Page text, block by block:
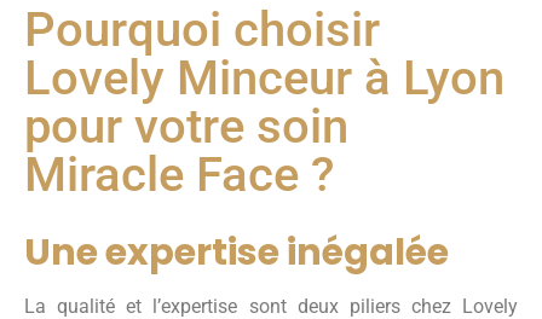
Pourquoi choisir
Lovely Minceur à Lyon
pour votre soin
Miracle Face ?
Une expertise inégalée
La qualité et l’expertise sont deux piliers chez Lovely